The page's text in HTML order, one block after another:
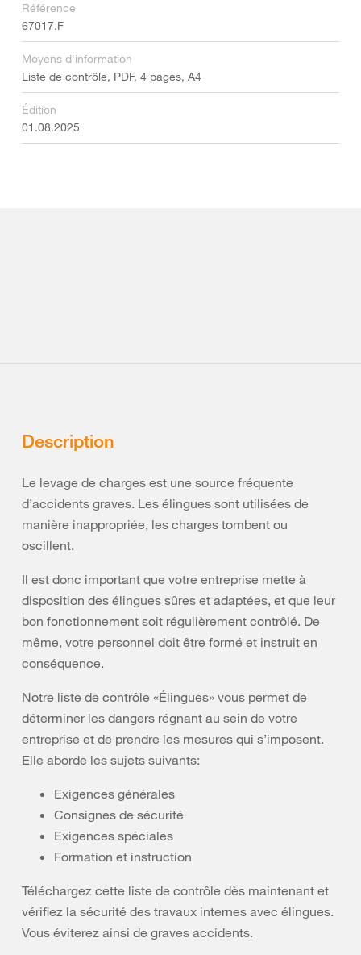
Référence
67017.F
Moyens d'information
Liste de contrôle, PDF, 4 pages, A4
Édition
01.08.2025
Description
Le levage de charges est une source fréquente
d’accidents graves. Les élingues sont utilisées de
manière inappropriée, les charges tombent ou
oscillent.
Il est donc important que votre entreprise mette à
disposition des élingues sûres et adaptées, et que leur
bon fonctionnement soit régulièrement contrôlé. De
même, votre personnel doit être formé et instruit en
conséquence.
Notre liste de contrôle «Élingues» vous permet de
déterminer les dangers régnant au sein de votre
entreprise et de prendre les mesures qui s’imposent.
Elle aborde les sujets suivants:
Exigences générales
Consignes de sécurité
Exigences spéciales
Formation et instruction
Téléchargez cette liste de contrôle dès maintenant et
vérifiez la sécurité des travaux internes avec élingues.
Vous éviterez ainsi de graves accidents.